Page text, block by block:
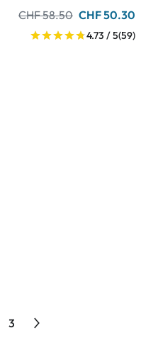
CHF 58.50 CHF 50.30
4.73 / 5(59)
3